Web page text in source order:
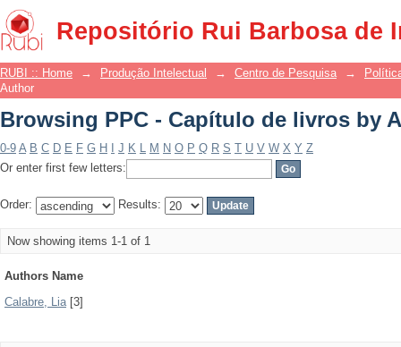
Repositório Rui Barbosa de
Browsing PPC - Capítulo de livros by
RUBI :: Home → Produção Intelectual → Centro de Pesquisa →
Author
Browsing PPC - Capítulo de livros by
0-9 A B C D E F G H J K L M N O P Q R S T U V W X Y Z
Or enter first few letters:
Order: Results:
Now showing items 1-1 of 1
Authors Name
Calabre, Lia[3]